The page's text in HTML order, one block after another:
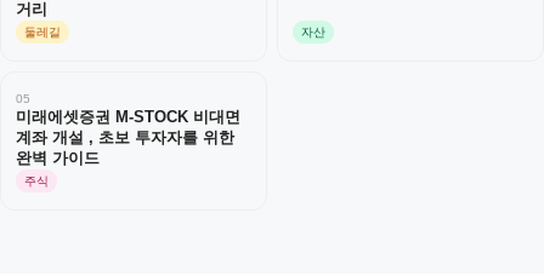
거리
둘레길 자산
05
미래에셋증권 M-STOCK 비대면
계좌 개설 , 초보 투자자를 위한
완벽 가이드
주식